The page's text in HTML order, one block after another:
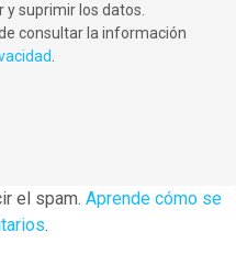
suprimir los datos.
consultar la información
el spam. Aprende cómo se
.